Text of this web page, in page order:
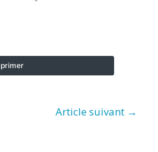
Article suivant →